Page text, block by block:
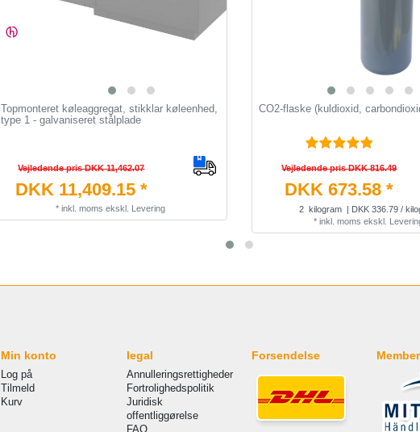
Topmonteret køleaggregat, stikklar køleenhed,
type 1 - galvaniseret stålplade
Vejledende pris DKK 11,462.07
DKK 11,409.15 *
* inkl. moms ekskl. Levering
CO2-flaske (kuldioxid,
Vejledende pris DKK 816.49
DKK 673.58 *
2 kilogram
| DKK 336.79 /
* inkl. moms ekskl.
Min konto
Log på
Tilmeld
Kurv
legal
Annulleringsrettigheder
Fortrolighedspolitik
Juridisk
offentliggørelse
FAQ
Forsendelse